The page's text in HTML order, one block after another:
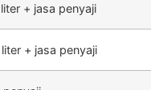
+ jasa penyaji
+ jasa penyaji